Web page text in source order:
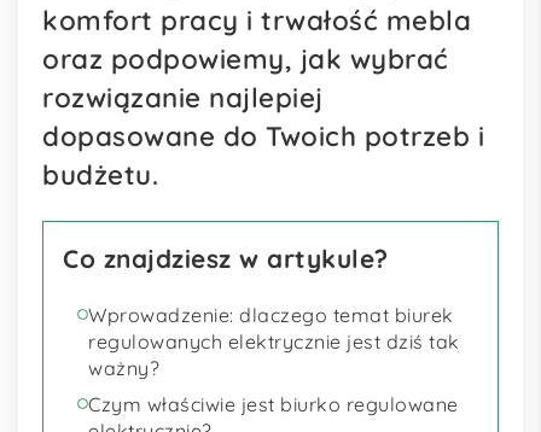
komfort pracy i trwałość mebla
oraz podpowiemy, jak wybrać
rozwiązanie najlepiej
dopasowane do Twoich potrzeb i
budżetu.
Co znajdziesz w artykule?
Wprowadzenie: dlaczego temat biurek
regulowanych elektrycznie jest dziś tak
ważny?
Czym właściwie jest biurko regulowane